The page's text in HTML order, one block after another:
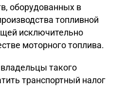
оборудованных в
топливной
исключительно
моторного топлива.
такого
транспортный налог